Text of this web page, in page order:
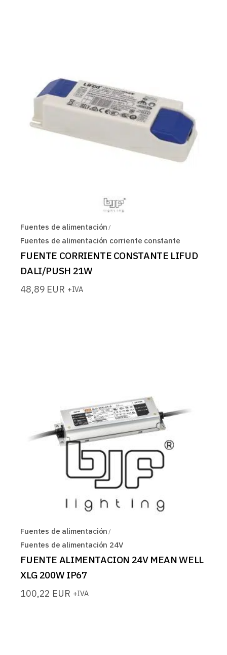
Fuentes de alimentación
Fuentes de alimentación corriente constante
FUENTE CORRIENTE CONSTANTE LIFUD
DALI/PUSH 21W
48,89 EUR +IVA
Fuentes de alimentación
Fuentes de alimentación 24V
FUENTE ALIMENTACION 24V MEAN WELL
XLG 200W IP67
100,22 EUR +IVA